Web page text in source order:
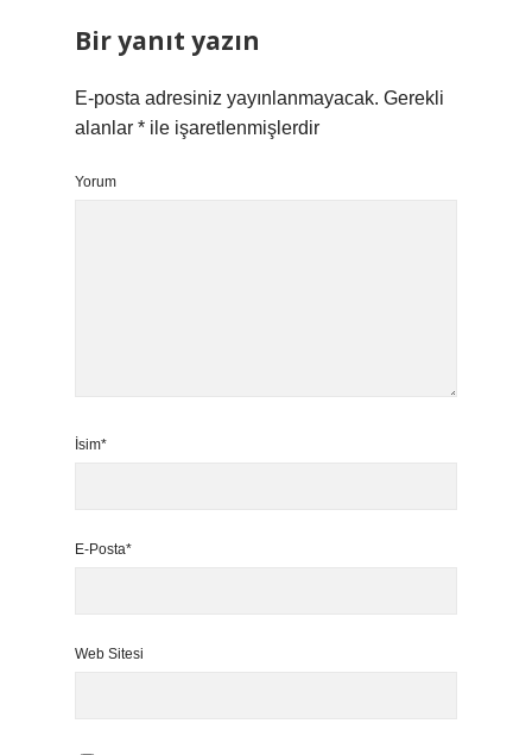
Bir yanıt yazın
E-posta adresiniz yayınlanmayacak. Gerekli
alanlar * ile işaretlenmişlerdir
Yorum
İsim*
E-Posta*
Web Sitesi